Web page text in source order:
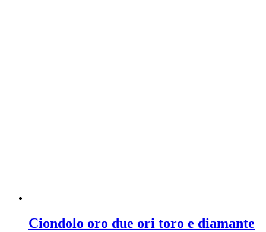
Ciondolo oro due ori toro e diamante